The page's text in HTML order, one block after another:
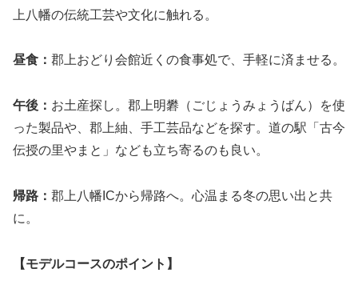
上八幡の伝統工芸や文化に触れる。
昼食： 郡上おどり会館近くの食事処で、手軽に済ませる。
午後： お土産探し。郡上明礬（ごじょうみょうばん）を使
った製品や、郡上紬、手工芸品などを探す。道の駅「古今
伝授の里やまと」なども立ち寄るのも良い。
帰路： 郡上八幡ICから帰路へ。心温まる冬の思い出と共
に。
【モデルコースのポイント】